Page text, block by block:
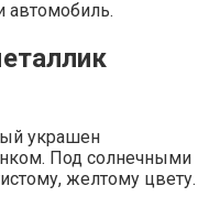
автомобиль.
украшен
Под солнечными
желтому цвету.